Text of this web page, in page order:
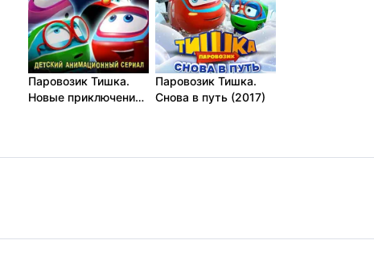
Паровозик Тишка.
Новые приключения
Паровозик Тишка.
Снова в путь (2017)